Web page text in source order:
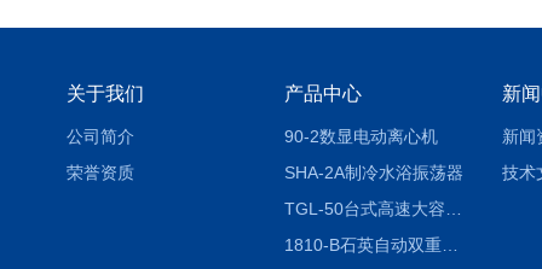
关于我们
公司简介
荣誉资质
产品中心
90-2数显电动离心机
SHA-2A制冷水浴振荡器
1810-B石英自动双重纯水蒸馏水器
新
新闻
技术